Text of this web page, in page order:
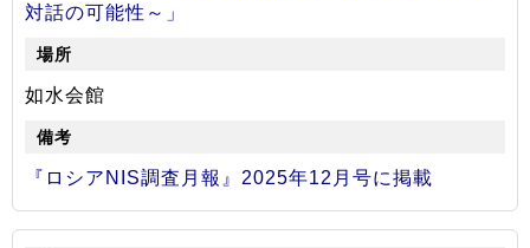
対話の可能性～」
如水会館
『ロシアNIS調査月報』2025年12月号に掲載